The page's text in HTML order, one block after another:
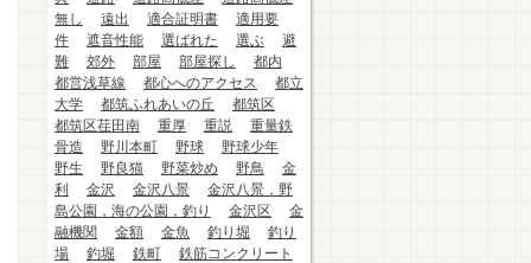
無し
遠出 適合証明書
適用要
件
遮音性能 選ばれた 選ぶ
避
難
郊外 部屋 部屋探し
都内
都営浅草線
都心へのアクセス
都立
大学
都筑ふれあいの丘
都筑区
都筑区荏田南
重厚 重説
重量鉄
骨造
野川本町 野球
野球少年
野生
野良猫 野菜炒め 野鳥
金
利
金沢 金沢八景
金沢八景，野
島公園，海の公園，釣り
金沢区
金
融機関
金額 金魚 釣り堀
釣り
場
釣堀 鉄町
鉄筋コンクリート